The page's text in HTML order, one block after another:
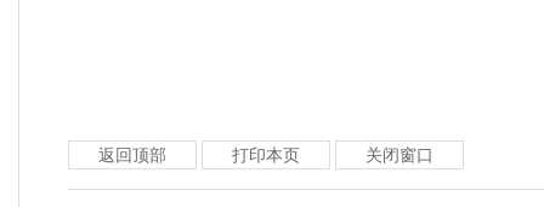
返回顶部 打印本页 关闭窗口